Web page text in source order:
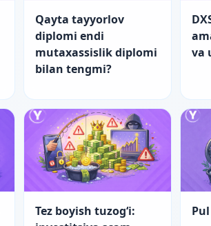
Qayta tayyorlov
diplomi endi
mutaxassislik diplomi
bilan tengmi?
va
Tez boyish tuzog‘i: